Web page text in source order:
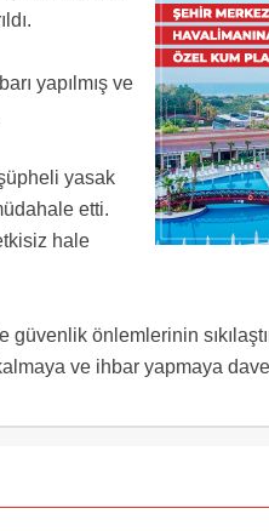
yapılmış ve
yasak
etti.
hale
önlemlerinin
ve ihbar yapmaya